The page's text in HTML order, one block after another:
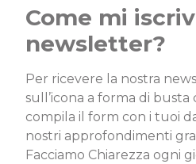
Come mi
newsletter?
Per ricevere la nostra
sull’icona a forma di
compila il form con i tuoi
nostri approfondimenti
Facciamo Chiarezza ogni